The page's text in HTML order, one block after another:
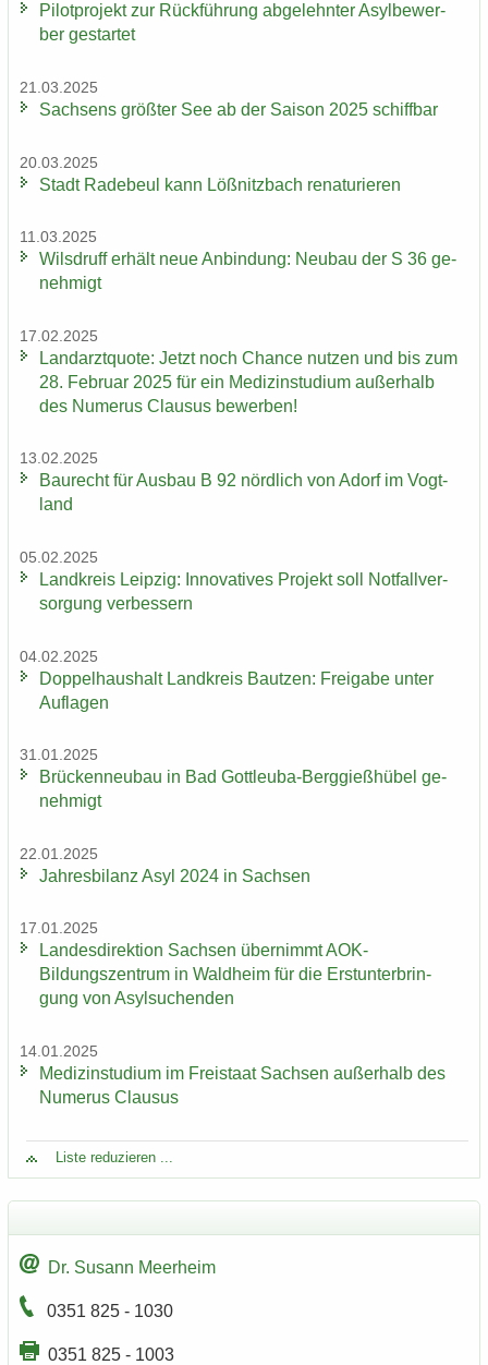
Pi­lot­pro­jekt zur Rück­füh­rung ab­ge­lehn­ter Asyl­be­wer­
ber ge­star­tet
21.03.2025
Sach­sens größ­ter See ab der Sai­son 2025 schiff­bar
20.03.2025
Stadt Ra­de­beul kann Löß­nitz­bach re­na­tu­rie­ren
11.03.2025
Wilsd­ruff er­hält neue An­bin­dung: Neu­bau der S 36 ge­
neh­migt
17.02.2025
Land­arzt­quo­te: Jetzt noch Chan­ce nut­zen und bis zum
28. Fe­bru­ar 2025 für ein Me­di­zin­stu­di­um au­ßer­halb
des Nu­me­rus Clau­sus be­wer­ben!
13.02.2025
Bau­recht für Aus­bau B 92 nörd­lich von Adorf im Vogt­
land
05.02.2025
Land­kreis Leip­zig: In­no­va­ti­ves Pro­jekt soll Not­fall­ver­
sor­gung ver­bes­sern
04.02.2025
Dop­pel­haus­halt Land­kreis Baut­zen: Frei­ga­be unter
Auf­la­gen
31.01.2025
Brü­cken­neu­bau in Bad Gottleuba-​Berggießhübel ge­
neh­migt
22.01.2025
Jah­res­bi­lanz Asyl 2024 in Sach­sen
17.01.2025
Lan­des­di­rek­ti­on Sach­sen über­nimmt AOK-​
Bildungszentrum in Wald­heim für die Erst­un­ter­brin­
gung von Asyl­su­chen­den
14.01.2025
Me­di­zin­stu­di­um im Frei­staat Sach­sen au­ßer­halb des
Nu­me­rus Clau­sus
Liste re­du­zie­ren ...
Dr. Su­sann Meer­heim
0351 825 - 1030
0351 825 - 1003